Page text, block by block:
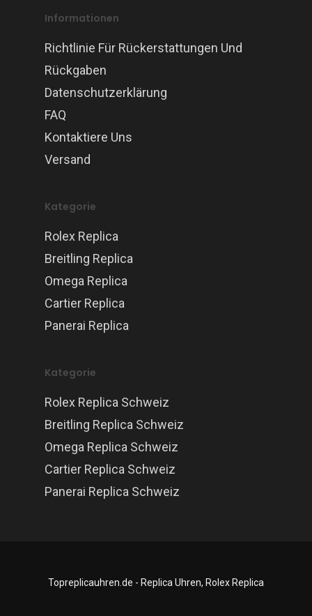
Informationen
Richtlinie Für Rückerstattungen Und
Rückgaben
Datenschutzerklärung
FAQ
Kontaktiere Uns
Versand
Kategorie
Rolex Replica
Breitling Replica
Omega Replica
Cartier Replica
Panerai Replica
Kategorie
Rolex Replica Schweiz
Breitling Replica Schweiz
Omega Replica Schweiz
Cartier Replica Schweiz
Panerai Replica Schweiz
Topreplicauhren.de - Replica Uhren, Rolex Replica